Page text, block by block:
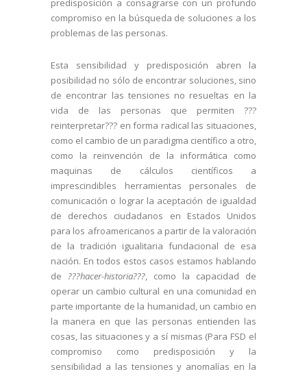
predisposición a consagrarse con un profundo
compromiso en la búsqueda de soluciones a los
problemas de las personas.
Esta sensibilidad y predisposición abren la
posibilidad no sólo de encontrar soluciones, sino
de encontrar las tensiones no resueltas en la
vida de las personas que permiten ???
reinterpretar??? en forma radical las situaciones,
como el cambio de un paradigma científico a otro,
como la reinvención de la informática como
maquinas de cálculos científicos a
imprescindibles herramientas personales de
comunicación o lograr la aceptación de igualdad
de derechos ciudadanos en Estados Unidos
para los afroamericanos a partir de la valoración
de la tradición igualitaria fundacional de esa
nación. En todos estos casos estamos hablando
de ???hacer-historia???, como la capacidad de
operar un cambio cultural en una comunidad en
parte importante de la humanidad, un cambio en
la manera en que las personas entienden las
cosas, las situaciones y a sí mismas (Para FSD el
compromiso como predisposición y la
sensibilidad a las tensiones y anomalías en la